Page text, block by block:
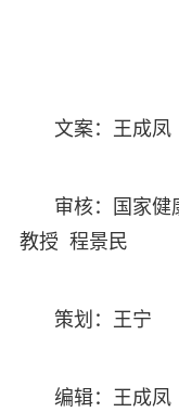
文案：王成凤
审核：国家健
教授 程景民
策划：王宁
编辑：王成凤